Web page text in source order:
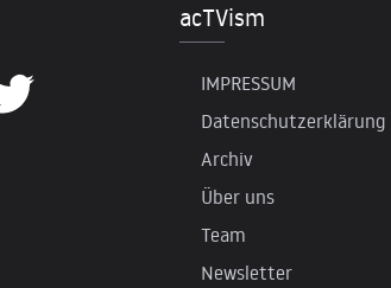
acTVism
IMPRESSUM
Datenschutzerklärung
Archiv
Über uns
Team
Newsletter